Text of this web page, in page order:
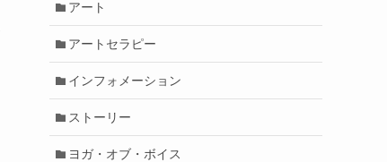
アート
アートセラピー
インフォメーション
ストーリー
ヨガ・オブ・ボイス